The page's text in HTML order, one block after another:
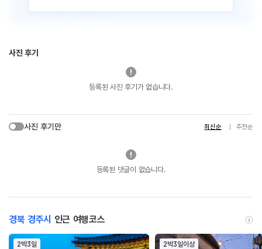
사진 후기
등록된 사진 후기가 없습니다.
사진 후기만 최신순 추천순
등록된 댓글이 없습니다.
경북 경주시 인근 여행코스
2박3일 2박3일이상